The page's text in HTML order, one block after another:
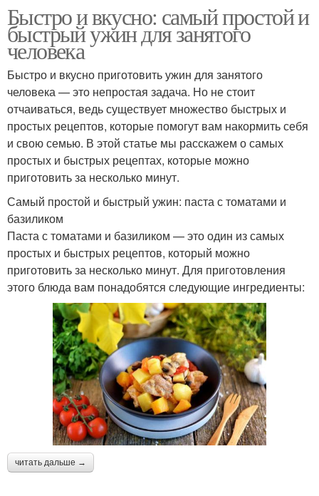
Быстро и вкусно: самый простой и
быстрый ужин для занятого
человека
Быстро и вкусно приготовить ужин для занятого
человека — это непростая задача. Но не стоит
отчаиваться, ведь существует множество быстрых и
простых рецептов, которые помогут вам накормить себя
и свою семью. В этой статье мы расскажем о самых
простых и быстрых рецептах, которые можно
приготовить за несколько минут.
Самый простой и быстрый ужин: паста с томатами и
базиликом
Паста с томатами и базиликом — это один из самых
простых и быстрых рецептов, который можно
приготовить за несколько минут. Для приготовления
этого блюда вам понадобятся следующие ингредиенты:
читать дальше →